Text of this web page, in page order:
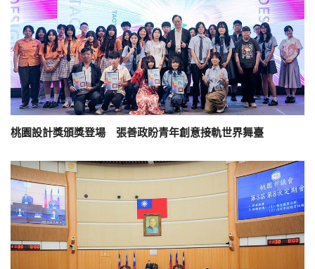
桃園設計獎頒獎登場 張善政盼青年創意接軌世界舞臺